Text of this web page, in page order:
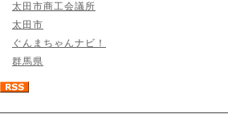
太田市商工会議所
太田市
ぐんまちゃんナビ！
群馬県